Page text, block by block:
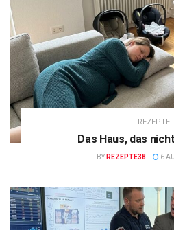
REZEPTE
Das Haus, das
BY REZEPTE38 6